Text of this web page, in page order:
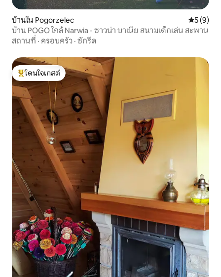
บ้านใน Pogorzelec คะแนนเฉ
5 (9)
บ้าน POGO ใกล้ Narwia - ซาวน่า บาเนีย สนามเด็กเล่น สะพาน
สถานที่ · ครอบครัว · ซักรีด
โดนใจเกสต์ที่สุด
โดนใจเกสต์